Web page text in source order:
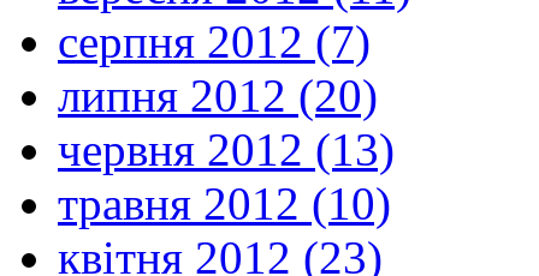
серпня 2012 (7)
липня 2012 (20)
червня 2012 (13)
травня 2012 (10)
квітня 2012 (23)